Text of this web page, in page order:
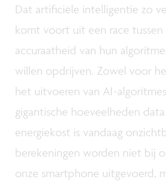
Dat artificiële intelligentie zo
komt voort uit een race
accuraatheid van hun
willen opdrijven. Zowel voor
het uitvoeren van AI-
gigantische hoeveelheden
energiekost is vandaag
berekeningen worden niet bij
onze smartphone uitgevoerd,